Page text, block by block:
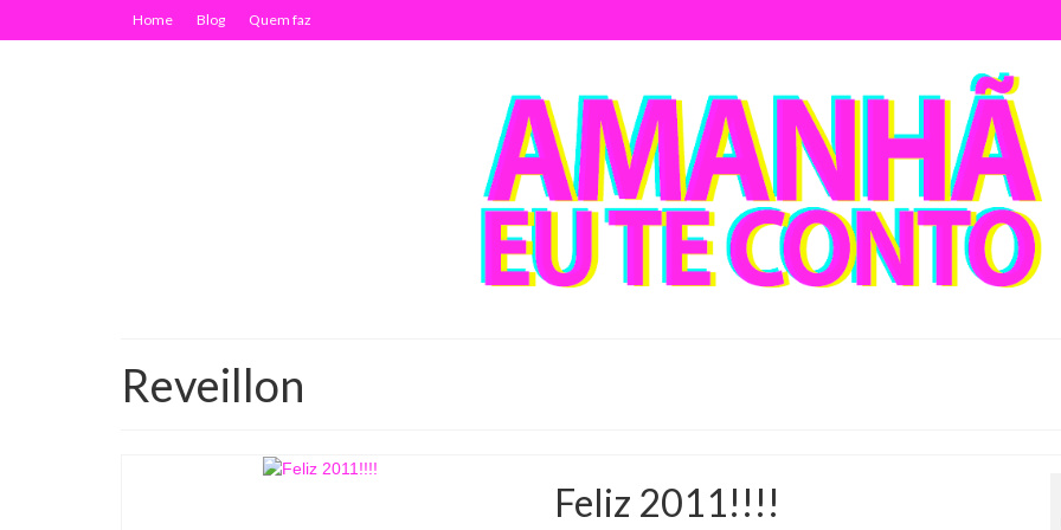
Home Blog Quem faz
Reveillon
Feliz 2011!!!!